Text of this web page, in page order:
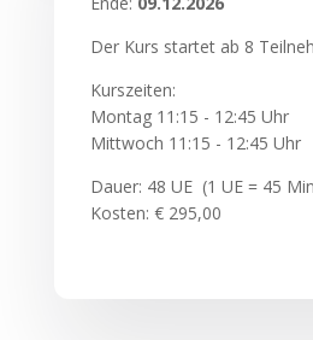
Der Kurs startet ab 8
Kurszeiten:
Montag 11 :15 - 12:45 Uhr
Mittwoch 11:15 - 12:45 Uhr
Dauer: 48 UE (1 UE = 45
Kosten: € 295,00